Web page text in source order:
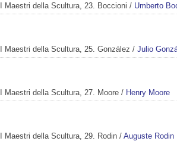
I Maestri della Scultura, 23. Boccioni / Umberto
I Maestri della Scultura, 25. González / Julio
I Maestri della Scultura, 27. Moore / Henry Moore
I Maestri della Scultura, 29. Rodin / Auguste Rodin